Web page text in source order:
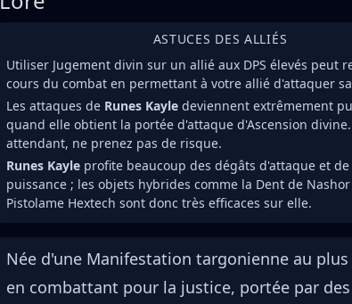
ASTUCES DES ALLIÉS
Utiliser Jugement divin sur un allié aux DPS élevés peut
cours du combat en permettant à votre allié d'attaquer
Les attaques de Runes Kayle deviennent extrêmement
quand elle obtient la portée d'attaque d'Ascension divine.
attendant, ne prenez pas de risque.
Runes Kayle profite beaucoup des dégâts d'attaque et de
puissance ; les objets hybrides comme la Dent de
Pistolame Hextech sont donc très efficaces sur elle.
Née d'une Manifestation targonienne au
en combattant pour la justice, portée par